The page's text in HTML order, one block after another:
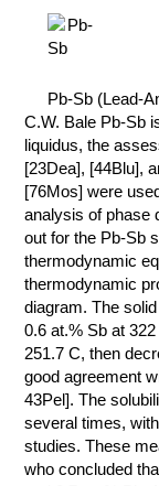
ХИМИЯ НА
И
Pb-Sb (Lead-
C.W. Bale Pb-Sb
liquidus, the
[23Dea], [44Blu],
[76Mos] were
analysis of phase
out for the Pb-Sb
thermodynamic
thermodynamic
diagram. The
0.6 at.% Sb at
251.7 C, then
good agreement
43Pel]. The
several times,
studies. These
who concluded